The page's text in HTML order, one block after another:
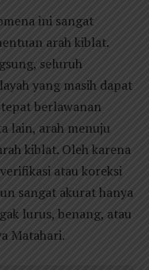
ini sangat
arah kiblat.
seluruh
yang masih dapat
berlawanan
lain, arah menuju
kiblat. Oleh karena
atau koreksi
sangat akurat hanya
lurus, benang, atau
Matahari.